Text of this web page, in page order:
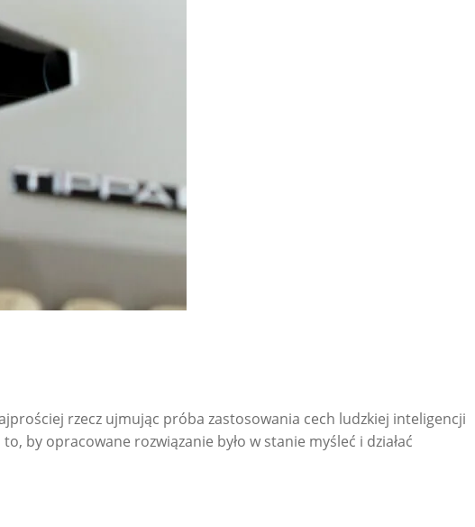
rzecz ujmując próba zastosowania cech ludzkiej inteligencji
by opracowane rozwiązanie było w stanie myśleć i działać